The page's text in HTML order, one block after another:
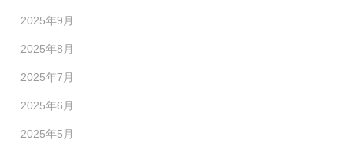
2025年9月
2025年8月
2025年7月
2025年6月
2025年5月